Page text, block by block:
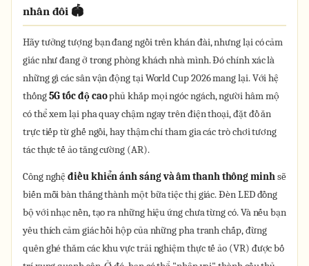
nhân đôi 🏟️
Hãy tưởng tượng bạn đang ngồi trên khán đài, nhưng lại có cảm
giác như đang ở trong phòng khách nhà mình. Đó chính xác là
những gì các sân vận động tại World Cup 2026 mang lại. Với hệ
thống5G tốc độ caophủ khắp mọi ngóc ngách, người hâm mộ
có thể xem lại pha quay chậm ngay trên điện thoại, đặt đồ ăn
trực tiếp từ ghế ngồi, hay thậm chí tham gia các trò chơi tương
tác thực tế ảo tăng cường (AR).
Công nghệđiều khiển ánh sáng và âm thanh thông minhsẽ
biến mỗi bàn thắng thành một bữa tiệc thị giác. Đèn LED đồng
bộ với nhạc nền, tạo ra những hiệu ứng chưa từng có. Và nếu bạn
yêu thích cảm giác hồi hộp của những pha tranh chấp, đừng
quên ghé thăm các khu vực trải nghiệm thực tế ảo (VR) được bố